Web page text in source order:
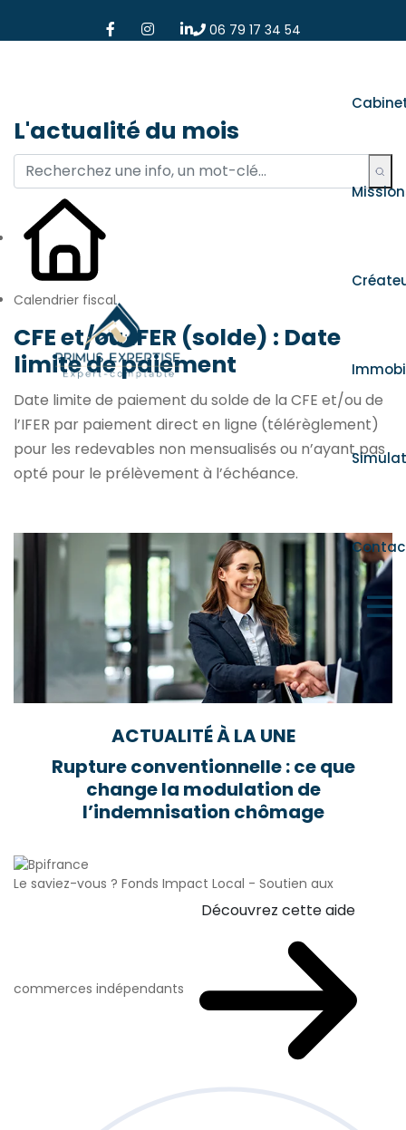
06 79 17 34 54
L'actualité du mois
Calendrier fiscal
CFE et/ou IFER (solde) : Date
limite de paiement
Date limite de paiement du solde de la CFE et/ou de
l’IFER par paiement direct en ligne (télérèglement)
pour les redevables non mensualisés ou n’ayant pas
opté pour le prélèvement à l’échéance.
ACTUALITÉ À LA UNE
Rupture conventionnelle : ce que
change la modulation de
l’indemnisation chômage
Le saviez-vous ? Fonds Impact Local - Soutien aux
commerces indépendants
Découvrez cette aide